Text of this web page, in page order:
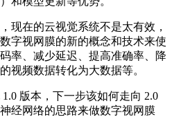
在的云视觉系统不是太有效，
字视网膜的新的概念和技术来使
率、减少延迟、提高准确率、降
视频数据转化为大数据等。
版本，下一步该如何走向 2.0
经网络的思路来做数字视网膜